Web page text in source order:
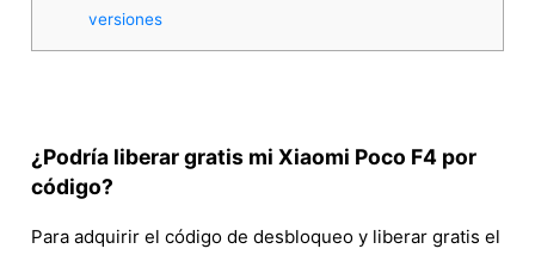
versiones
¿Podría liberar gratis mi Xiaomi Poco F4 por
código?
Para adquirir el código de desbloqueo y liberar gratis el